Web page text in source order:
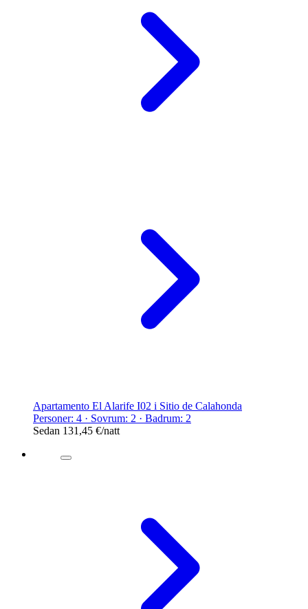
Apartamento El Alarife I02 i Sitio de Calahonda
Personer: 4 · Sovrum: 2 · Badrum: 2
Sedan 131,45 €/natt